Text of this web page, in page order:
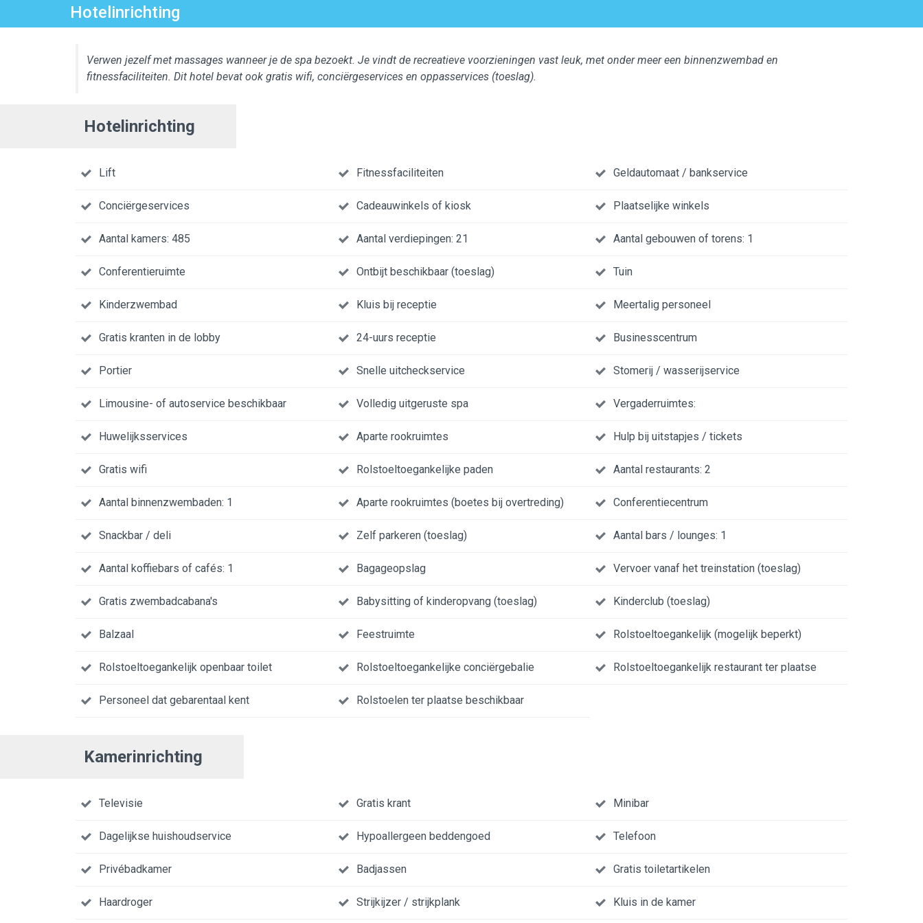
Hotelinrichting
Verwen jezelf met massages wanneer je de spa bezoekt. Je vindt de recreatieve voorzieningen vast leuk, met onder meer een binnenzwembad en
fitnessfaciliteiten. Dit hotel bevat ook gratis wifi, conciërgeservices en oppasservices (toeslag).
Hotelinrichting
Lift Fitnessfaciliteiten Geldautomaat / bankservice
Conciërgeservices Cadeauwinkels of kiosk Plaatselijke winkels
Aantal kamers: 485 Aantal verdiepingen: 21 Aantal gebouwen of torens: 1
Conferentieruimte Ontbijt beschikbaar (toeslag) Tuin
Kinderzwembad Kluis bij receptie Meertalig personeel
Gratis kranten in de lobby 24-uurs receptie Businesscentrum
Portier Snelle uitcheckservice Stomerij / wasserijservice
Limousine- of autoservice beschikbaar Volledig uitgeruste spa Vergaderruimtes:
Huwelijksservices Aparte rookruimtes Hulp bij uitstapjes / tickets
Gratis wifi Rolstoeltoegankelijke paden Aantal restaurants: 2
Aantal binnenzwembaden: 1 Aparte rookruimtes (boetes bij overtreding) Conferentiecentrum
Snackbar / deli Zelf parkeren (toeslag) Aantal bars / lounges: 1
Aantal koffiebars of cafés: 1 Bagageopslag Vervoer vanaf het treinstation (toeslag)
Gratis zwembadcabana's Babysitting of kinderopvang (toeslag) Kinderclub (toeslag)
Balzaal Feestruimte Rolstoeltoegankelijk (mogelijk beperkt)
Rolstoeltoegankelijk openbaar toilet Rolstoeltoegankelijke conciërgebalie Rolstoeltoegankelijk restaurant ter plaatse
Personeel dat gebarentaal kent Rolstoelen ter plaatse beschikbaar
Kamerinrichting
Televisie Gratis krant Minibar
Dagelijkse huishoudservice Hypoallergeen beddengoed Telefoon
Privébadkamer Badjassen Gratis toiletartikelen
Haardroger Strijkijzer / strijkplank Kluis in de kamer